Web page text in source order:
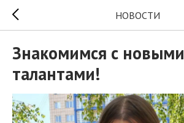
НОВОСТИ
Знакомимся с новыми
талантами!